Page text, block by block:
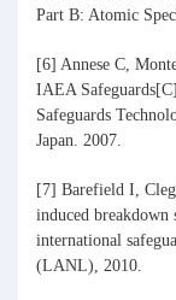
Part B: Atomic
[6] Annese C,
IAEA
Safeguards
Japan. 2007.
[7] Barefield I,
induced
international
(LANL), 2010.